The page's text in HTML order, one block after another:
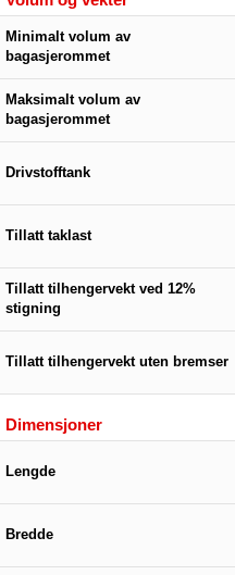
Minimalt volum av
bagasjerommet
Maksimalt volum av
bagasjerommet
Drivstofftank
Tillatt taklast
Tillatt tilhengervekt ved 12%
stigning
Tillatt tilhengervekt uten bremser
Dimensjoner
Lengde
Bredde